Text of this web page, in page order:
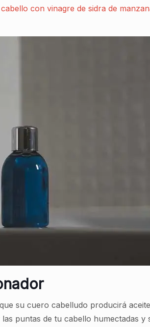
con vinagre de sidra de
su cuero cabelludo producirá
puntas de tu cabello humectadas y